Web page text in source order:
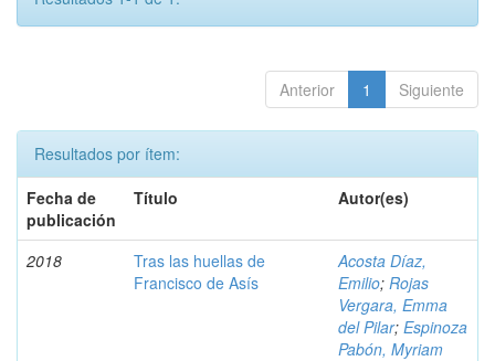
Anterior 1 Siguiente
Resultados por ítem:
Fecha de
publicación
Título Autor(es)
2018
Tras las huellas de
Francisco de Asís
Acosta Díaz,
Emilio; Rojas
Vergara, Emma
del Pilar; Espinoza
Pabón, Myriam